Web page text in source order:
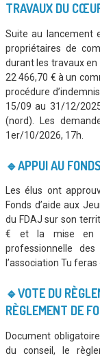
TRAVAUX DU
Suite au lancement
propriétaires de
durant les travaux
22 466,70 € à un
procédure
15/09 au 31/12/
(nord). Les
1er/10/2026, 17h.
🔹APPUI AU
Les élus ont
Fonds d’aide aux
du FDAJ sur son
€ et la mise en
professionnelle
l’association Tu
🔹VOTE DU
RÈGLEMENT DE
Document
du conseil, le